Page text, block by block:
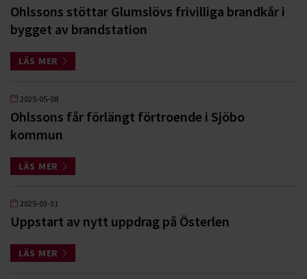
Ohlssons stöttar Glumslövs frivilliga brandkår i
bygget av brandstation
LÄS MER
2025-05-08
Ohlssons får förlängt förtroende i Sjöbo
kommun
LÄS MER
2025-03-31
Uppstart av nytt uppdrag på Österlen
LÄS MER